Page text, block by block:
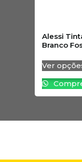
Alessi
Branco
Ver